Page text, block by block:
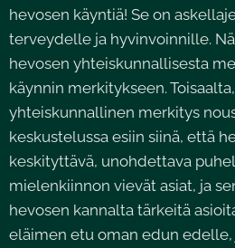
hevosen käyntiä! Se on
terveydelle ja hyvinvoinnille.
hevosen yhteiskunnallisesta
käynnin merkitykseen.
yhteiskunnallinen merkitys
keskustelussa esiin siinä, että
keskityttävä, unohdettava
mielenkiinnon vievät asiat, ja
hevosen kannalta tärkeitä
eläimen etu oman edun